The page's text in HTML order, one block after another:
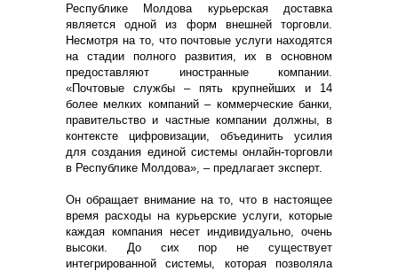
Республике Молдова курьерская доставка
является одной из форм внешней торговли.
Несмотря на то, что почтовые услуги находятся
на стадии полного развития, их в основном
предоставляют иностранные компании.
«Почтовые службы – пять крупнейших и 14
более мелких компаний – коммерческие банки,
правительство и частные компании должны, в
контексте цифровизации, объединить усилия
для создания единой системы онлайн-торговли
в Республике Молдова», – предлагает эксперт.
Он обращает внимание на то, что в настоящее
время расходы на курьерские услуги, которые
каждая компания несет индивидуально, очень
высоки. До сих пор не существует
интегрированной системы, которая позволяла